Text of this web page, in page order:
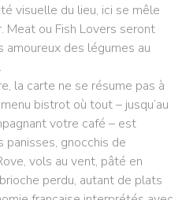
visuelle du lieu, ici se mêle
Meat ou Fish Lovers seront
des légumes au
la carte ne se résume pas à
bistrot où tout – jusqu’au
votre café – est
panisses, gnocchis de
vols au vent, pâté en
perdu, autant de plats